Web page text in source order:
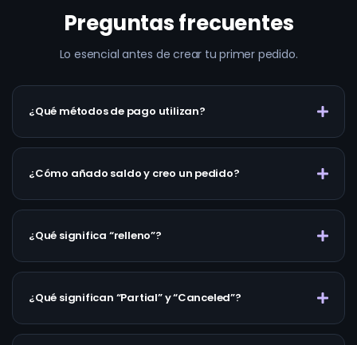
Preguntas frecuentes
Lo esencial antes de crear tu primer pedido.
¿Qué métodos de pago utilizan?
¿Cómo añado saldo y creo un pedido?
¿Qué significa “relleno”?
¿Qué significan “Partial” y “Canceled”?